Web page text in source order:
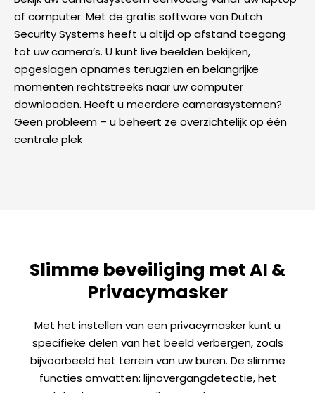
of computer. Met de gratis software van Dutch
Security Systems heeft u altijd op afstand toegang
tot uw camera’s. U kunt live beelden bekijken,
opgeslagen opnames terugzien en belangrijke
momenten rechtstreeks naar uw computer
downloaden. Heeft u meerdere camerasystemen?
Geen probleem – u beheert ze overzichtelijk op één
centrale plek
Slimme beveiliging met AI &
Privacymasker
Met het instellen van een privacymasker kunt u
specifieke delen van het beeld verbergen, zoals
bijvoorbeeld het terrein van uw buren. De slimme
functies omvatten: lijnovergangdetectie, het